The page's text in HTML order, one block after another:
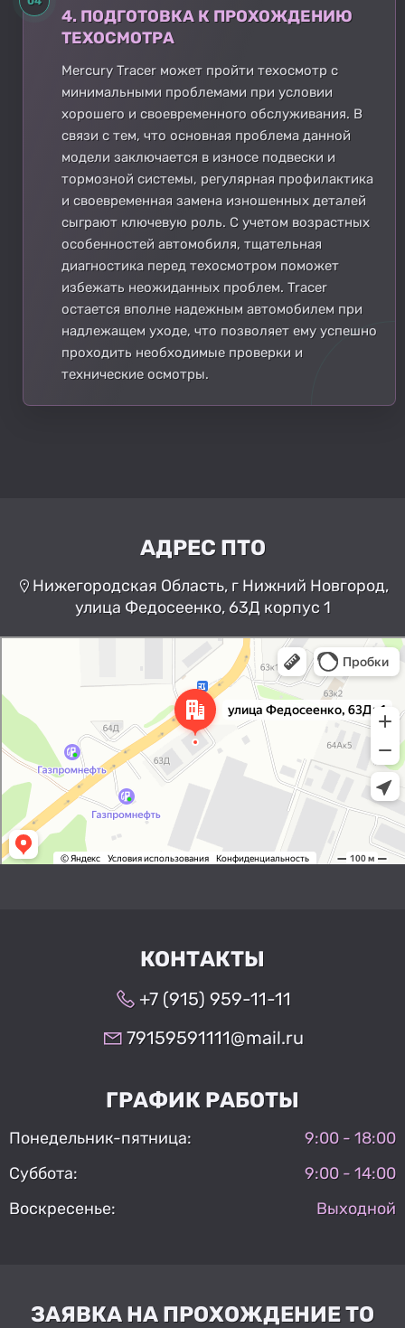
4. ПОДГОТОВКА К ПРОХОЖДЕНИЮ
ТЕХОСМОТРА
Mercury Tracer может пройти техосмотр с
минимальными проблемами при условии
хорошего и своевременного обслуживания. В
связи с тем, что основная проблема данной
модели заключается в износе подвески и
тормозной системы, регулярная профилактика
и своевременная замена изношенных деталей
сыграют ключевую роль. С учетом возрастных
особенностей автомобиля, тщательная
диагностика перед техосмотром поможет
избежать неожиданных проблем. Tracer
остается вполне надежным автомобилем при
надлежащем уходе, что позволяет ему успешно
проходить необходимые проверки и
технические осмотры.
АДРЕС ПТО
Нижегородская Область, г Нижний Новгород,
улица Федосеенко, 63Д корпус 1
Нижний Новгород
Улица Федосеенко, 63Дк1 —
Яндекс Карты
КОНТАКТЫ
+7 (915) 959-11-11
79159591111@mail.ru
ГРАФИК РАБОТЫ
Понедельник-пятница:
9:00 - 18:00
Суббота:
9:00 - 14:00
Воскресенье:
Выходной
ЗАЯВКА НА ПРОХОЖДЕНИЕ ТО